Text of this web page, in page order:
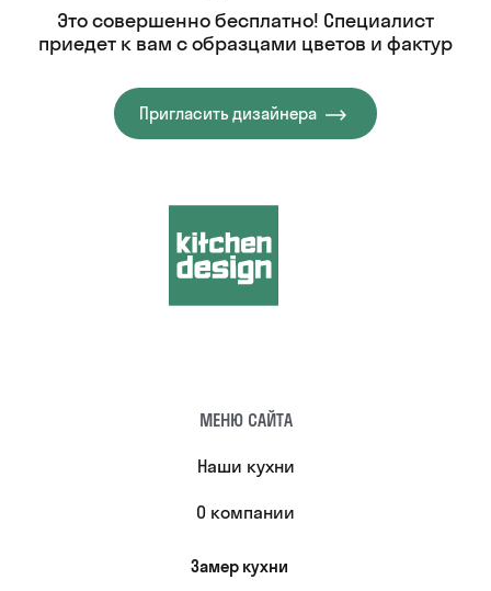
Это совершенно бесплатно! Специалист
приедет к вам с образцами цветов и фактур
Пригласить дизайнера
МЕНЮ САЙТА
Наши кухни
О компании
Замер кухни